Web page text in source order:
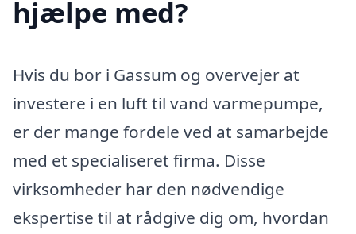
hjælpe med?
Hvis du bor i Gassum og overvejer at
investere i en luft til vand varmepumpe,
er der mange fordele ved at samarbejde
med et specialiseret firma. Disse
virksomheder har den nødvendige
ekspertise til at rådgive dig om, hvordan